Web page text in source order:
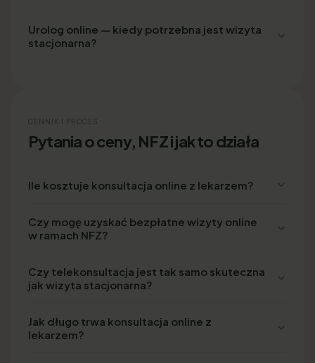
Urolog online — kiedy potrzebna jest wizyta
stacjonarna?
CENNIK I PROCES
Pytania o ceny, NFZ i jak to działa
Ile kosztuje konsultacja online z lekarzem?
Czy mogę uzyskać bezpłatne wizyty online
w ramach NFZ?
Czy telekonsultacja jest tak samo skuteczna
jak wizyta stacjonarna?
Jak długo trwa konsultacja online z
lekarzem?